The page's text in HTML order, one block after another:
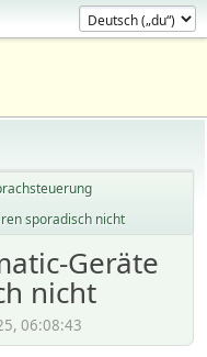
sporadisch nicht
Geräte
nicht
06:08:43